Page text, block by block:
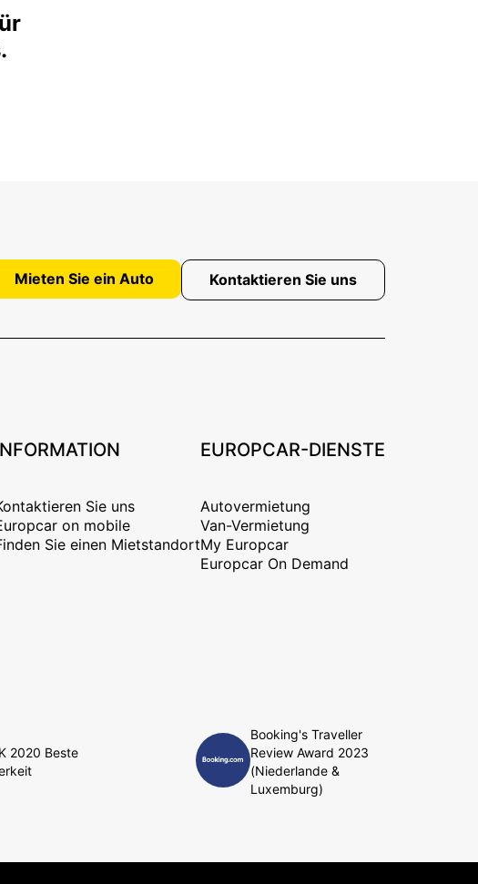
Mieten Sie ein Auto Kontaktieren Sie uns
Sie uns
on mobile
Sie einen Mietstandort
EUROPCAR-DIENSTE
Autovermietung
Van-Vermietung
My Europcar
Europcar On Demand
2020 Beste
Booking's Traveller
Review Award 2023
(Niederlande &
Luxemburg)